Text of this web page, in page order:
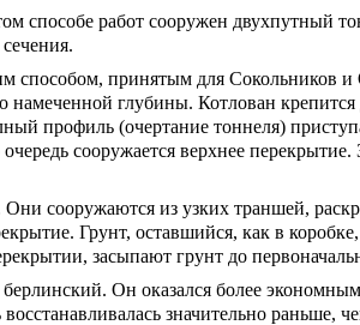
способе работ сооружен двухпутный
способом, принятым для Сокольников
намеченной глубины. Котлован
профиль (очертание тоннеля)
сооружается верхнее
сооружаются из узких траншей,
Грунт, оставшийся, как в
засыпают грунт до
Он оказался более
значительно